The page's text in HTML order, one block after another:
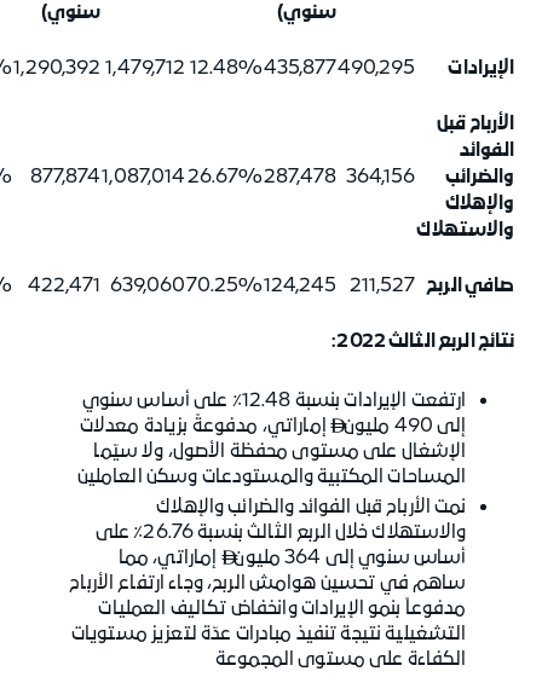
سنوي)
سنوي)
الإيرادات 490,295
435,877
12.48%
1,479,712
1,290,392
الأرباح قبل
الفوائد
والضرائب
والإهلاك
والاستهلاك
364,156
287,478
26.67%
1,087,014
877,874
صافي الربح 211,527
124,245
70.25%
639,060
422,471
نتائج الربع الثالث 2022:
ارتفعت الإيرادات بنسبة 12.48٪ على أساس سنوي
إلى 490 مليون
 إماراتي، مدفوعةً بزيادة معدلات
الإشغال على مستوى محفظة الأصول، ولا سيّما
المساحات المكتبية والمستودعات وسكن العاملين
نمت الأرباح قبل الفوائد والضرائب والإهلاك
والاستهلاك خلال الربع الثالث بنسبة 26.76٪ على
أساس سنوي إلى 364 مليون
 إماراتي، مما
ساهم في تحسين هوامش الربح، وجاء ارتفاع الأرباح
مدفوعاً بنمو الإيرادات وانخفاض تكاليف العمليات
التشغيلية نتيجة تنفيذ مبادرات عدّة لتعزيز مستويات
الكفاءة على مستوى المجموعة